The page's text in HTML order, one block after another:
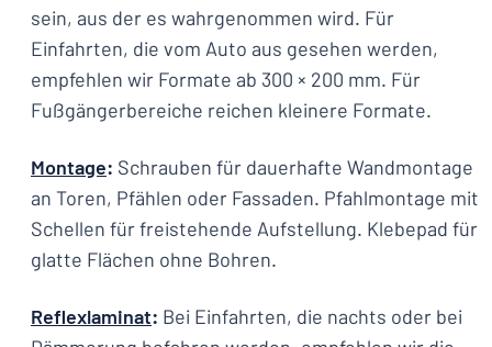
sein, aus der es wahrgenommen wird. Für
Einfahrten, die vom Auto aus gesehen werden,
empfehlen wir Formate ab 300 × 200 mm. Für
Fußgängerbereiche reichen kleinere Formate.
Montage: Schrauben für dauerhafte Wandmontage
an Toren, Pfählen oder Fassaden. Pfahlmontage mit
Schellen für freistehende Aufstellung. Klebepad für
glatte Flächen ohne Bohren.
Reflexlaminat: Bei Einfahrten, die nachts oder bei